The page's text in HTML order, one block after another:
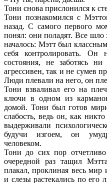
Тони снова прислонился к
Тони познакомился с
назад. С самого первого
понял: они поладят. Все
началось: Мэтт был
себя контролировать. Он
состояния, не заботясь
агрессивен, так и не сумев
Люди плевали на него, он
Тони взваливал его на
ключи в одном из
домой. Тони был готов
слабость, ведь он, как
выдерживали
будучи изгоем, он
человеком.
Тони до сих пор
очередной раз тащил
плакал, проклиная весь
и слезы растекались по его